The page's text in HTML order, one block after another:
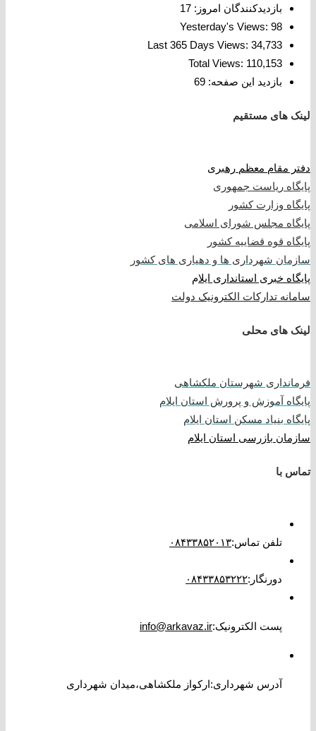
بازدیدکنندگان امروز: 17
Yesterday's Views: 98
Last 365 Days Views: 34,733
Total Views: 110,153
بازدید این صفحه: 69
لینک های مستقیم
دفتر مقام معظم رهبری
پایگاه ریاست جمهوری
پایگاه وزارت کشور
پایگاه مجلس شورای اسلامی
پایگاه قوه قضاییه کشور
سازمان شهرداری ها و دهیاری های کشور
پایگاه خبری استانداری ایلام
سامانه تدارکات الکترونیک دولت
لینک های محلی
فرمانداری شهرستان ملکشاهی
پایگاه آموزش و پرورش استان ایلام
پایگاه بنیاد مسکن استان ایلام
سازمان بازرسی استان ایلام
تماس با
تلفن تماس:۰۸۴۳۳۸۵۲۰۱۳
دورنگار :۰۸۴۳۳۸۵۳۲۲۲
پست الکترونیک:
info@arkavaz.ir
آدرس شهرداری:ارکواز ملکشاهی،میدان شهرداری